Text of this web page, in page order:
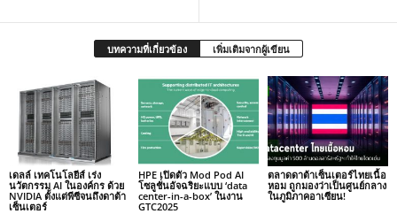
บทความที่เกี่ยวข้อง เพิ่มเติมจากผู้เขียน
เดลล์ เทคโนโลยีส์ เร่ง
นวัตกรรม AI ในองค์กร ด้วย
NVIDIA ตั้งแต่พีซีจนถึงดาต้า
เซ็นเตอร์
HPE เปิดตัว Mod Pod AI
โซลูชั่นอัจฉริยะแบบ ‘data
center-in-a-box’ ในงาน
GTC2025
ตลาดดาต้าเซ็นเตอร์ไทยเนื้อ
หอม ถูกมองว่าเป็นศูนย์กลาง
ในภูมิภาคอาเซียน!